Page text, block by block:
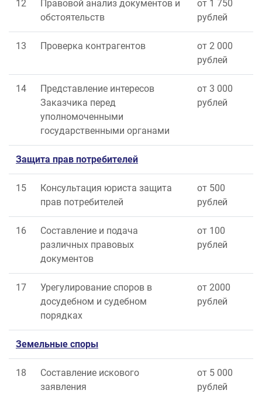
12
Правовой анализ документов и
обстоятельств
от 1 750
рублей
13 Проверка контрагентов
от 2 000
рублей
14
Представление интересов
Заказчика перед
уполномоченными
государственными органами
от 3 000
рублей
Защита прав потребителей
15
Консультация юриста защита
прав потребителей
от 500
рублей
16
Составление и подача
различных правовых
документов
от 100
рублей
17
Урегулирование споров в
досудебном и судебном
порядках
от 2000
рублей
Земельные споры
18
Составление искового
заявления
от 5 000
рублей